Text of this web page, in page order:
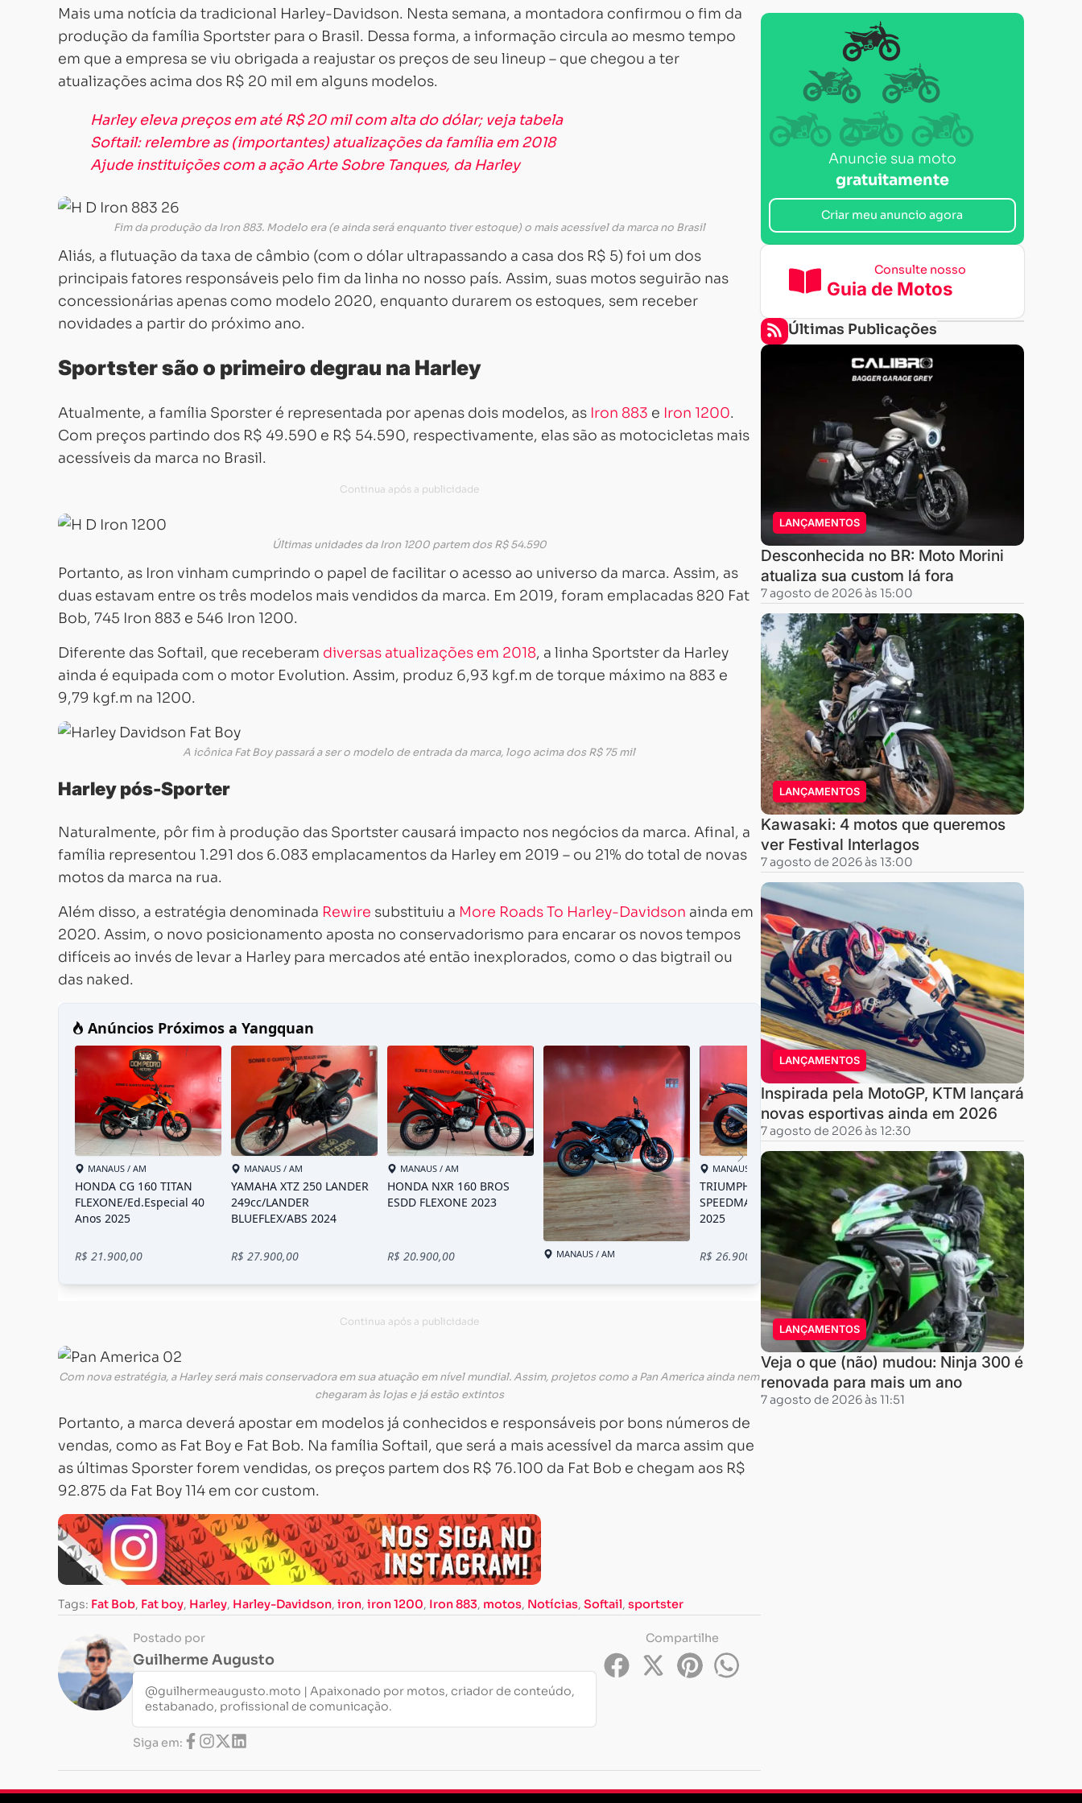
Mais uma notícia da tradicional Harley-Davidson. Nesta semana, a montadora confirmou o fim da
produção da família Sportster para o Brasil. Dessa forma, a informação circula ao mesmo tempo
em que a empresa se viu obrigada a reajustar os preços de seu lineup – que chegou a ter
atualizações acima dos R$ 20 mil em alguns modelos.
Harley eleva preços em até R$ 20 mil com alta do dólar; veja tabela
Softail: relembre as (importantes) atualizações da família em 2018
Ajude instituições com a ação Arte Sobre Tanques, da Harley
Fim da produção da Iron 883. Modelo era (e ainda será enquanto tiver estoque) o mais acessível da marca no Brasil
Aliás, a flutuação da taxa de câmbio (com o dólar ultrapassando a casa dos R$ 5) foi um dos
principais fatores responsáveis pelo fim da linha no nosso país. Assim, suas motos seguirão nas
concessionárias apenas como modelo 2020, enquanto durarem os estoques, sem receber
novidades a partir do próximo ano.
Sportster são o primeiro degrau na Harley
Atualmente, a família Sporster é representada por apenas dois modelos, as Iron 883 e Iron 1200.
Com preços partindo dos R$ 49.590 e R$ 54.590, respectivamente, elas são as motocicletas mais
acessíveis da marca no Brasil.
Últimas unidades da Iron 1200 partem dos R$ 54.590
Portanto, as Iron vinham cumprindo o papel de facilitar o acesso ao universo da marca. Assim, as
duas estavam entre os três modelos mais vendidos da marca. Em 2019, foram emplacadas 820 Fat
Bob, 745 Iron 883 e 546 Iron 1200.
Diferente das Softail, que receberam diversas atualizações em 2018, a linha Sportster da Harley
ainda é equipada com o motor Evolution. Assim, produz 6,93 kgf.m de torque máximo na 883 e
9,79 kgf.m na 1200.
A icônica Fat Boy passará a ser o modelo de entrada da marca, logo acima dos R$ 75 mil
Harley pós-Sporter
Naturalmente, pôr fim à produção das Sportster causará impacto nos negócios da marca. Afinal, a
família representou 1.291 dos 6.083 emplacamentos da Harley em 2019 – ou 21% do total de novas
motos da marca na rua.
Além disso, a estratégia denominada Rewire substituiu a More Roads To Harley-Davidson ainda em
2020. Assim, o novo posicionamento aposta no conservadorismo para encarar os novos tempos
difíceis ao invés de levar a Harley para mercados até então inexplorados, como o das bigtrail ou
das naked.
Com nova estratégia, a Harley será mais conservadora em sua atuação em nível mundial. Assim, projetos como a Pan America ainda nem
chegaram às lojas e já estão extintos
Portanto, a marca deverá apostar em modelos já conhecidos e responsáveis por bons números de
vendas, como as Fat Boy e Fat Bob. Na família Softail, que será a mais acessível da marca assim que
as últimas Sporster forem vendidas, os preços partem dos R$ 76.100 da Fat Bob e chegam aos R$
92.875 da Fat Boy 114 em cor custom.
Tags: Fat Bob, Fat boy, Harley, Harley-Davidson, iron, iron 1200, Iron 883, motos, Notícias, Softail, sportster
Postado por
Guilherme Augusto
@guilhermeaugusto.moto | Apaixonado por motos, criador de conteúdo,
estabanado, profissional de comunicação.
Siga em:
Compartilhe
Anuncie sua moto
gratuitamente
Criar meu anuncio agora
Consulte nosso
Guia de Motos
Últimas Publicações
LANÇAMENTOS
Desconhecida no BR: Moto Morini
atualiza sua custom lá fora
7 agosto de 2026 às 15:00
LANÇAMENTOS
Kawasaki: 4 motos que queremos
ver Festival Interlagos
7 agosto de 2026 às 13:00
LANÇAMENTOS
Inspirada pela MotoGP, KTM lançará
novas esportivas ainda em 2026
7 agosto de 2026 às 12:30
LANÇAMENTOS
Veja o que (não) mudou: Ninja 300 é
renovada para mais um ano
7 agosto de 2026 às 11:51